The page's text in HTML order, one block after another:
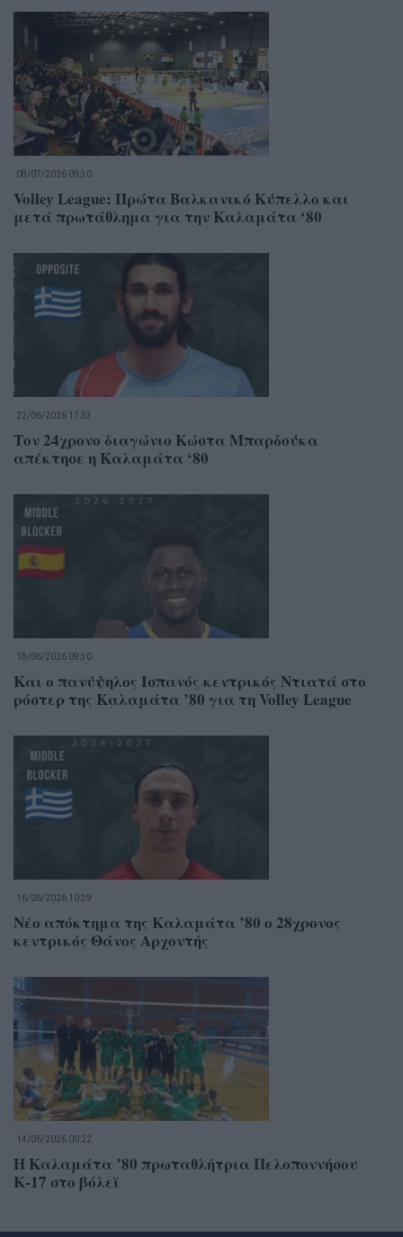
08/07/2026 09:30
Volley League: Πρώτα Βαλκανικό Κύπελλο και
μετά πρωτάθλημα για την Καλαμάτα ‘80
22/06/2026 11:53
Τον 24χρονο διαγώνιο Κώστα Μπαρδούκα
απέκτησε η Καλαμάτα ‘80
18/06/2026 09:30
Και ο πανύψηλος Ισπανός κεντρικός Ντιατά στο
ρόστερ της Καλαμάτα ’80 για τη Volley League
16/06/2026 10:39
Νέο απόκτημα της Καλαμάτα ’80 ο 28χρονος
κεντρικός Θάνος Αρχοντής
14/06/2026 00:22
Η Καλαμάτα ’80 πρωταθλήτρια Πελοποννήσου
Κ-17 στο βόλεϊ